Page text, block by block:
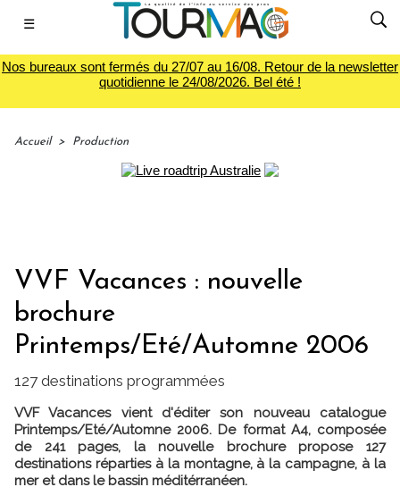
☰
Nos bureaux sont fermés du 27/07 au 16/08. Retour de la newsletter
quotidienne le 24/08/2026. Bel été !
Accueil > Production
VVF Vacances : nouvelle
brochure
Printemps/Eté/Automne 2006
127 destinations programmées
VVF Vacances vient d'éditer son nouveau catalogue
Printemps/Eté/Automne 2006. De format A4, composée
de 241 pages, la nouvelle brochure propose 127
destinations réparties à la montagne, à la campagne, à la
mer et dans le bassin méditérranéen.